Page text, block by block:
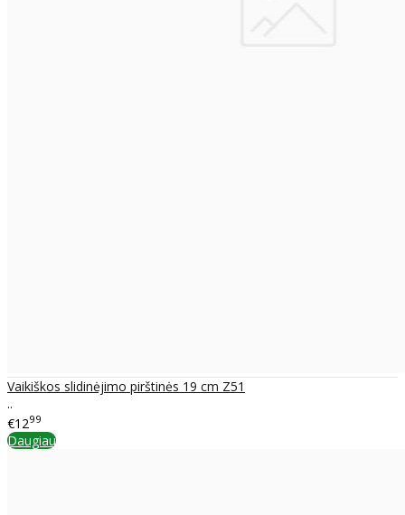
Vaikiškos slidinėjimo pirštinės 19 cm Z51
..
€1299
Daugiau